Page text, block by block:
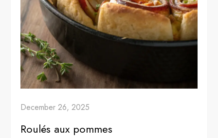
December 26, 2025
Roulés aux pommes